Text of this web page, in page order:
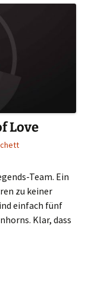
Love
Team. Ein
zu keiner
einfach fünf
Klar, dass